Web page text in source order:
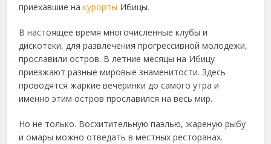
приехавшие накурорты Ибицы.
В настоящее время многочисленные клубы и
дискотеки, для развлечения прогрессивной молодежи,
прославили остров. В летние месяцы на Ибицу
приезжают разные мировые знаменитости. Здесь
проводятся жаркие вечеринки до самого утра и
именно этим остров прославился на весь мир.
Но не только. Восхитительную паэлью, жареную рыбу
и омары можно отведать в местных ресторанах.